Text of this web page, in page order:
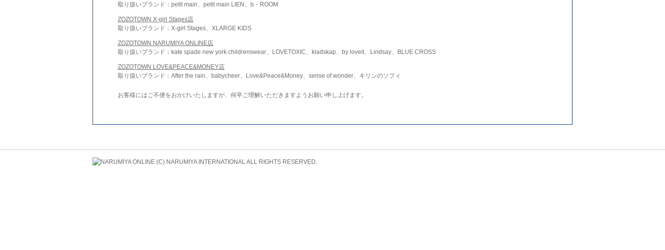
取り扱いブランド：petit main、petit main LIEN、b・ROOM
ZOZOTOWN X-girl Stages店
取り扱いブランド：X-girl Stages、XLARGE KIDS
ZOZOTOWN NARUMIYA ONLINE店
取り扱いブランド：kate spade new york childrenswear、LOVETOXIC、kladskap、by loveit、Lindsay、BLUE CROSS
ZOZOTOWN LOVE&PEACE&MONEY店
取り扱いブランド：After the rain、babycheer、Love&Peace&Money、sense of wonder、キリンのソフィ
お客様にはご不便をおかけいたしますが、何卒ご理解いただきますようお願い申し上げます。